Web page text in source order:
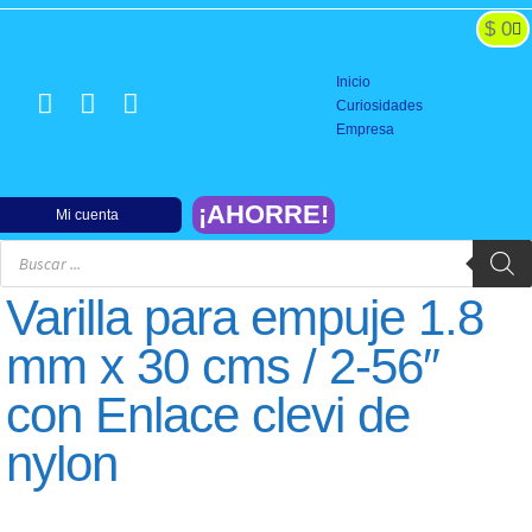
$ 0
¡AHORRE!
Mi cuenta
Inicio
Curiosidades
Empresa
Varilla para empuje 1.8
mm x 30 cms / 2-56″
con Enlace clevi de
nylon